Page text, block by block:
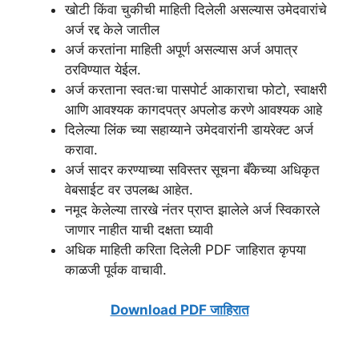
खोटी किंवा चुकीची माहिती दिलेली असल्यास उमेदवारांचे
अर्ज रद्द केले जातील
अर्ज करतांना माहिती अपूर्ण असल्यास अर्ज अपात्र
ठरविण्यात येईल.
अर्ज करताना स्वतःचा पासपोर्ट आकाराचा फोटो, स्वाक्षरी
आणि आवश्यक कागदपत्र अपलोड करणे आवश्यक आहे
दिलेल्या लिंक च्या सहाय्याने उमेदवारांनी डायरेक्ट अर्ज
करावा.
अर्ज सादर करण्याच्या सविस्तर सूचना बँकेच्या अधिकृत
वेबसाईट वर उपलब्ध आहेत.
नमूद केलेल्या तारखे नंतर प्राप्त झालेले अर्ज स्विकारले
जाणार नाहीत याची दक्षता घ्यावी
अधिक माहिती करिता दिलेली PDF जाहिरात कृपया
काळजी पूर्वक वाचावी.
Download PDF जाहिरात